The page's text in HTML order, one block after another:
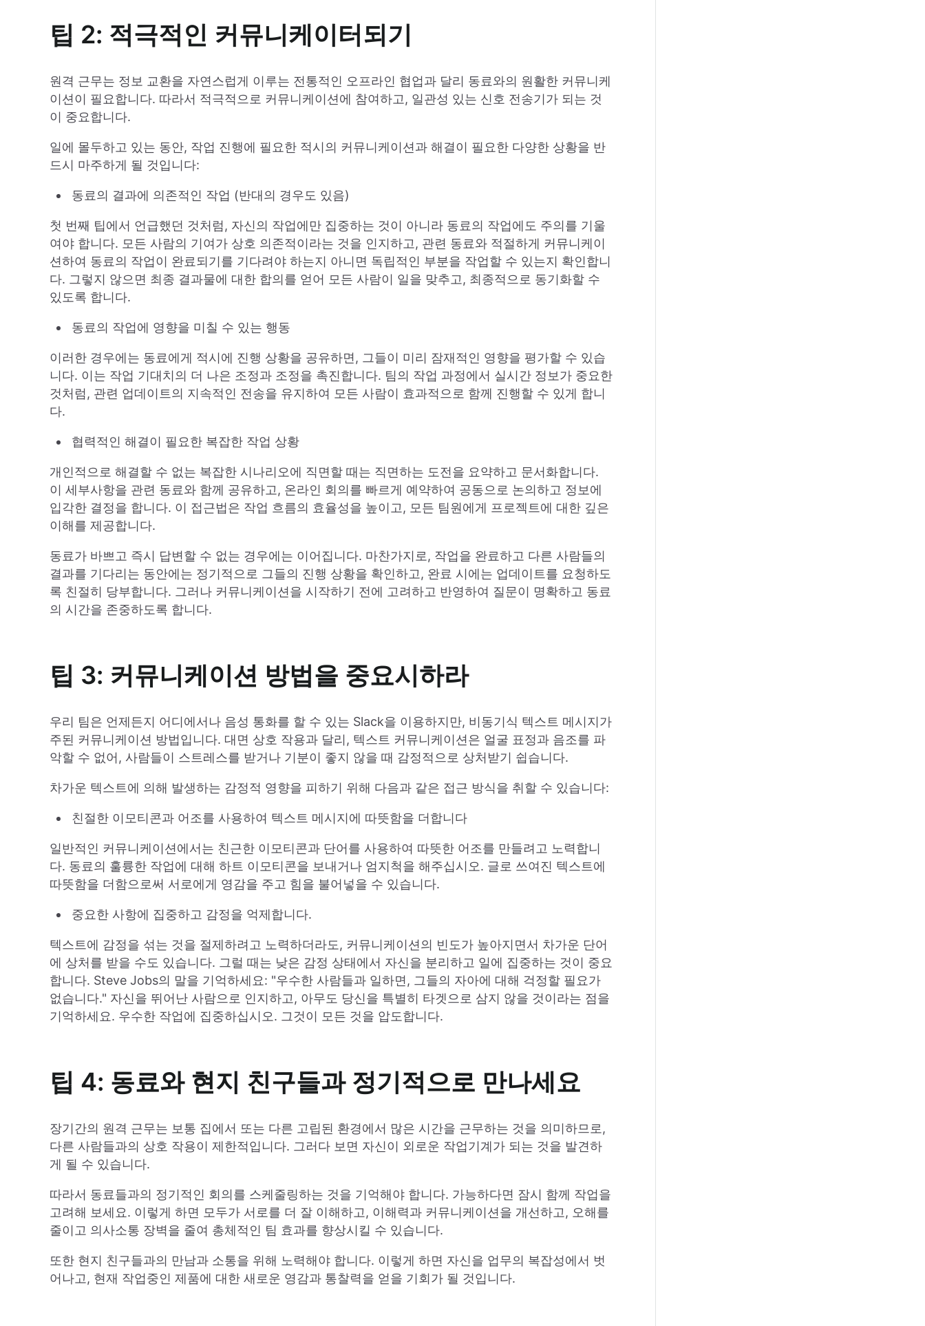
팁 2: 적극적인 커뮤니케이터되기
원격 근무는 정보 교환을 자연스럽게 이루는 전통적인 오프라인 협업과 달리 동료와의 원활한 커뮤니케
이션이 필요합니다. 따라서 적극적으로 커뮤니케이션에 참여하고, 일관성 있는 신호 전송기가 되는 것
이 중요합니다.
일에 몰두하고 있는 동안, 작업 진행에 필요한 적시의 커뮤니케이션과 해결이 필요한 다양한 상황을 반
드시 마주하게 될 것입니다:
동료의 결과에 의존적인 작업 (반대의 경우도 있음)
첫 번째 팁에서 언급했던 것처럼, 자신의 작업에만 집중하는 것이 아니라 동료의 작업에도 주의를 기울
여야 합니다. 모든 사람의 기여가 상호 의존적이라는 것을 인지하고, 관련 동료와 적절하게 커뮤니케이
션하여 동료의 작업이 완료되기를 기다려야 하는지 아니면 독립적인 부분을 작업할 수 있는지 확인합니
다. 그렇지 않으면 최종 결과물에 대한 합의를 얻어 모든 사람이 일을 맞추고, 최종적으로 동기화할 수
있도록 합니다.
동료의 작업에 영향을 미칠 수 있는 행동
이러한 경우에는 동료에게 적시에 진행 상황을 공유하면, 그들이 미리 잠재적인 영향을 평가할 수 있습
니다. 이는 작업 기대치의 더 나은 조정과 조정을 촉진합니다. 팀의 작업 과정에서 실시간 정보가 중요한
것처럼, 관련 업데이트의 지속적인 전송을 유지하여 모든 사람이 효과적으로 함께 진행할 수 있게 합니
다.
협력적인 해결이 필요한 복잡한 작업 상황
개인적으로 해결할 수 없는 복잡한 시나리오에 직면할 때는 직면하는 도전을 요약하고 문서화합니다.
이 세부사항을 관련 동료와 함께 공유하고, 온라인 회의를 빠르게 예약하여 공동으로 논의하고 정보에
입각한 결정을 합니다. 이 접근법은 작업 흐름의 효율성을 높이고, 모든 팀원에게 프로젝트에 대한 깊은
이해를 제공합니다.
동료가 바쁘고 즉시 답변할 수 없는 경우에는 이어집니다. 마찬가지로, 작업을 완료하고 다른 사람들의
결과를 기다리는 동안에는 정기적으로 그들의 진행 상황을 확인하고, 완료 시에는 업데이트를 요청하도
록 친절히 당부합니다. 그러나 커뮤니케이션을 시작하기 전에 고려하고 반영하여 질문이 명확하고 동료
의 시간을 존중하도록 합니다.
팁 3: 커뮤니케이션 방법을 중요시하라
우리 팀은 언제든지 어디에서나 음성 통화를 할 수 있는 Slack을 이용하지만, 비동기식 텍스트 메시지가
주된 커뮤니케이션 방법입니다. 대면 상호 작용과 달리, 텍스트 커뮤니케이션은 얼굴 표정과 음조를 파
악할 수 없어, 사람들이 스트레스를 받거나 기분이 좋지 않을 때 감정적으로 상처받기 쉽습니다.
차가운 텍스트에 의해 발생하는 감정적 영향을 피하기 위해 다음과 같은 접근 방식을 취할 수 있습니다:
친절한 이모티콘과 어조를 사용하여 텍스트 메시지에 따뜻함을 더합니다
일반적인 커뮤니케이션에서는 친근한 이모티콘과 단어를 사용하여 따뜻한 어조를 만들려고 노력합니
다. 동료의 훌륭한 작업에 대해 하트 이모티콘을 보내거나 엄지척을 해주십시오. 글로 쓰여진 텍스트에
따뜻함을 더함으로써 서로에게 영감을 주고 힘을 불어넣을 수 있습니다.
중요한 사항에 집중하고 감정을 억제합니다.
텍스트에 감정을 섞는 것을 절제하려고 노력하더라도, 커뮤니케이션의 빈도가 높아지면서 차가운 단어
에 상처를 받을 수도 있습니다. 그럴 때는 낮은 감정 상태에서 자신을 분리하고 일에 집중하는 것이 중요
합니다. Steve Jobs의 말을 기억하세요: "우수한 사람들과 일하면, 그들의 자아에 대해 걱정할 필요가
없습니다." 자신을 뛰어난 사람으로 인지하고, 아무도 당신을 특별히 타겟으로 삼지 않을 것이라는 점을
기억하세요. 우수한 작업에 집중하십시오. 그것이 모든 것을 압도합니다.
팁 4: 동료와 현지 친구들과 정기적으로 만나세요
장기간의 원격 근무는 보통 집에서 또는 다른 고립된 환경에서 많은 시간을 근무하는 것을 의미하므로,
다른 사람들과의 상호 작용이 제한적입니다. 그러다 보면 자신이 외로운 작업기계가 되는 것을 발견하
게 될 수 있습니다.
따라서 동료들과의 정기적인 회의를 스케줄링하는 것을 기억해야 합니다. 가능하다면 잠시 함께 작업을
고려해 보세요. 이렇게 하면 모두가 서로를 더 잘 이해하고, 이해력과 커뮤니케이션을 개선하고, 오해를
줄이고 의사소통 장벽을 줄여 총체적인 팀 효과를 향상시킬 수 있습니다.
또한 현지 친구들과의 만남과 소통을 위해 노력해야 합니다. 이렇게 하면 자신을 업무의 복잡성에서 벗
어나고, 현재 작업중인 제품에 대한 새로운 영감과 통찰력을 얻을 기회가 될 것입니다.